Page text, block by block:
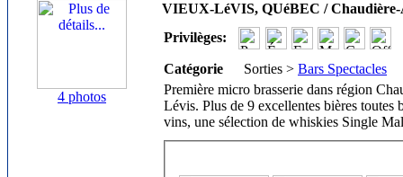
4 photos
VIEUX-LéVIS, QUéBEC / Chaudière-
Privilèges:
Catégorie Sorties > Bars Spectacles
Première micro brasserie dans région
Lévis. Plus de 9 excellentes bières toutes
vins, une sélection de whiskies Single